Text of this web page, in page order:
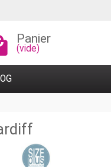
Panier
(vide)